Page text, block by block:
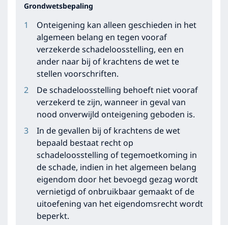
Grondwetsbepaling
Onteigening kan alleen geschieden in het
algemeen belang en tegen vooraf
verzekerde schadeloosstelling, een en
ander naar bij of krachtens de wet te
stellen voorschriften.
De schadeloosstelling behoeft niet vooraf
verzekerd te zijn, wanneer in geval van
nood onverwijld onteigening geboden is.
In de gevallen bij of krachtens de wet
bepaald bestaat recht op
schadeloosstelling of tegemoetkoming in
de schade, indien in het algemeen belang
eigendom door het bevoegd gezag wordt
vernietigd of onbruikbaar gemaakt of de
uitoefening van het eigendomsrecht wordt
beperkt.